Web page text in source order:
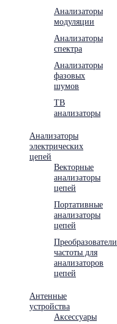
Анализаторы
модуляции
Анализаторы
спектра
Анализаторы
фазовых
шумов
ТВ
анализаторы
Анализаторы
электрических
цепей
Векторные
анализаторы
цепей
Портативные
анализаторы
цепей
Преобразователи
частоты для
анализаторов
цепей
Антенные
устройства
Аксессуары